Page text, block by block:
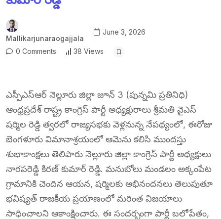
Mallikarjunaraogajjala
June 3, 2026
0 Comments 38 Views
ఎస్పీఎస్ఆర్ నెల్లూరు జిల్లా జూన్ 3 (పున్నమి ప్రతినిధి)
ఆంధ్రప్రదేశ్ రాష్ట్ర కాంగ్రెస్ పార్టీ అధ్యక్షురాలు శ్రీమతి వైఎస్
షర్మిల రెడ్డి త్వరలో రాజ్యసభకు వెళ్లనున్న నేపథ్యంలో, ఈరోజు
బెంగళూరు విమానాశ్రయంలో ఆమెను కలిసి ముందస్తు
శుభాకాంక్షలు తెలిపారు నెల్లూరు జిల్లా కాంగ్రెస్ పార్టీ అధ్యక్షులు
నారపరెడ్డి కిరణ్ కుమార్ రెడ్డి. మనుబోలు మండలం అక్కంపేట
గ్రామానికి చెందిన ఆయన, షర్మిలకు అభినందనలు తెలుపుతూ
భవిష్యత్ రాజకీయ ప్రయాణంలో మరింత విజయాలు
సాధించాలని ఆకాంక్షించారు. ఈ సందర్భంగా పార్టీ బలోపేతం,